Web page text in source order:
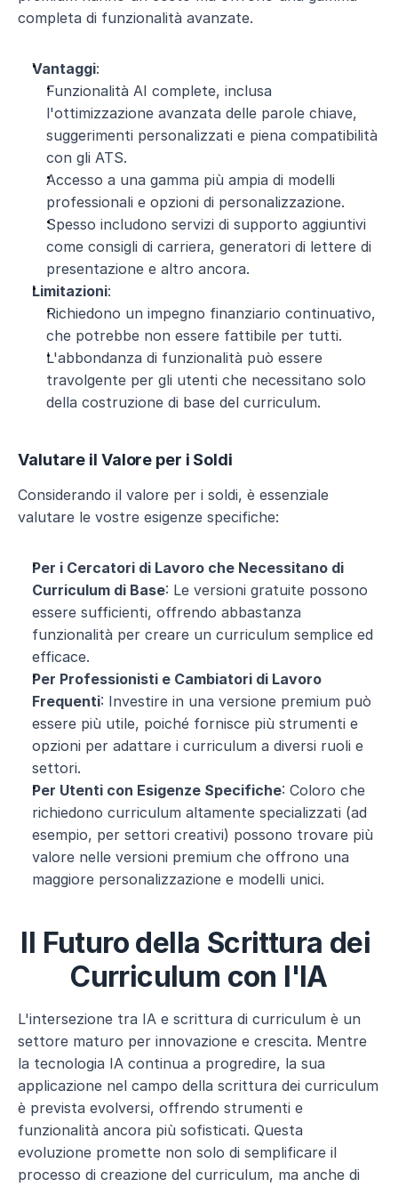
completa di funzionalità avanzate.
Vantaggi:
Funzionalità AI complete, inclusa
l'ottimizzazione avanzata delle parole chiave,
suggerimenti personalizzati e piena compatibilità
con gli ATS.
Accesso a una gamma più ampia di modelli
professionali e opzioni di personalizzazione.
Spesso includono servizi di supporto aggiuntivi
come consigli di carriera, generatori di lettere di
presentazione e altro ancora.
Limitazioni:
Richiedono un impegno finanziario continuativo,
che potrebbe non essere fattibile per tutti.
L'abbondanza di funzionalità può essere
travolgente per gli utenti che necessitano solo
della costruzione di base del curriculum.
Valutare il Valore per i Soldi
Considerando il valore per i soldi, è essenziale
valutare le vostre esigenze specifiche:
Per i Cercatori di Lavoro che Necessitano di
Curriculum di Base: Le versioni gratuite possono
essere sufficienti, offrendo abbastanza
funzionalità per creare un curriculum semplice ed
efficace.
Per Professionisti e Cambiatori di Lavoro
Frequenti: Investire in una versione premium può
essere più utile, poiché fornisce più strumenti e
opzioni per adattare i curriculum a diversi ruoli e
settori.
Per Utenti con Esigenze Specifiche: Coloro che
richiedono curriculum altamente specializzati (ad
esempio, per settori creativi) possono trovare più
valore nelle versioni premium che offrono una
maggiore personalizzazione e modelli unici.
Il Futuro della Scrittura dei
Curriculum con l'IA
L'intersezione tra IA e scrittura di curriculum è un
settore maturo per innovazione e crescita. Mentre
la tecnologia IA continua a progredire, la sua
applicazione nel campo della scrittura dei curriculum
è prevista evolversi, offrendo strumenti e
funzionalità ancora più sofisticati. Questa
evoluzione promette non solo di semplificare il
processo di creazione del curriculum, ma anche di